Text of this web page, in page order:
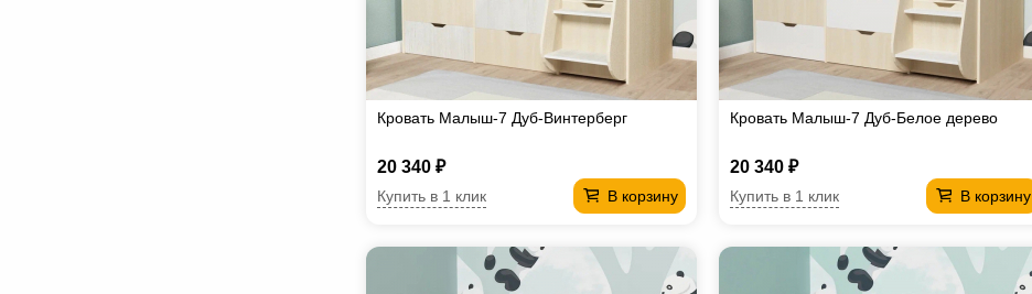
Кровать Малыш-7 Дуб-Винтерберг
20 340 ₽
В корзину
Купить в 1 клик
Кровать Малыш-7 Дуб-Белое дерево
20 340 ₽
В корзину
Купить в 1 клик